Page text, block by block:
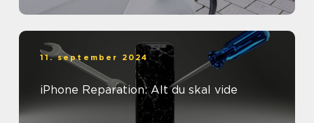
11. september 2024
iPhone Reparation: Alt du skal vide